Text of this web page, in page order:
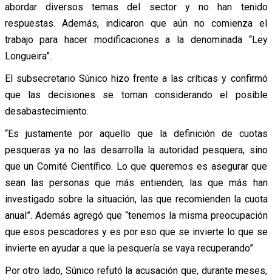
abordar diversos temas del sector y no han tenido
respuestas. Además, indicaron que aún no comienza el
trabajo para hacer modificaciones a la denominada “Ley
Longueira”.
El subsecretario Súnico hizo frente a las críticas y confirmó
que las decisiones se toman considerando el posible
desabastecimiento.
“Es justamente por aquello que la definición de cuotas
pesqueras ya no las desarrolla la autoridad pesquera, sino
que un Comité Científico. Lo que queremos es asegurar que
sean las personas que más entienden, las que más han
investigado sobre la situación, las que recomienden la cuota
anual”. Además agregó que “tenemos la misma preocupación
que esos pescadores y es por eso que se invierte lo que se
invierte en ayudar a que la pesquería se vaya recuperando”
Por otro lado, Súnico refutó la acusación que, durante meses,